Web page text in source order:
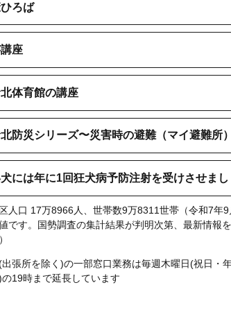
ろば
座
体育館の講座
防災シリーズ〜災害時の避難（マイ避難所）
には年に1回狂犬病予防注射を受けさせまし
人口 17万8966人、世帯数9万8311世帯（令和7年9
です。国勢調査の集計結果が判明次第、最新情報
出張所を除く)の一部窓口業務は毎週木曜日(祝日・
の19時まで延長しています